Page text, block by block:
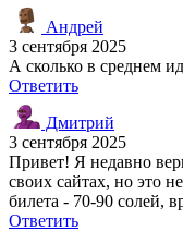
Андрей
3 сентября 2025
А сколько в среднем
Ответить
Дмитрий
3 сентября 2025
Привет! Я недавно
своих сайтах, но это
билета - 70-90 солей,
Ответить